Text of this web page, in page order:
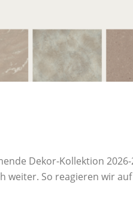
Dekor-Kollektion
weiter. So reagieren wir